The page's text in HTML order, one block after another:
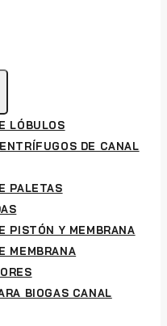
LÓBULOS
DE CANAL
PALETAS
PISTÓN Y MEMBRANA
MEMBRANA
BIOGAS CANAL